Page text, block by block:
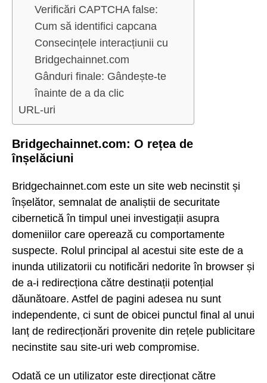
Verificări CAPTCHA false:
Cum să identifici capcana
Consecințele interacțiunii cu
Bridgechainnet.com
Gânduri finale: Gândește-te
înainte de a da clic
URL-uri
Bridgechainnet.com: O rețea de
înșelăciuni
Bridgechainnet.com este un site web necinstit și
înșelător, semnalat de analiștii de securitate
cibernetică în timpul unei investigații asupra
domeniilor care operează cu comportamente
suspecte. Rolul principal al acestui site este de a
inunda utilizatorii cu notificări nedorite în browser și
de a-i redirecționa către destinații potențial
dăunătoare. Astfel de pagini adesea nu sunt
independente, ci sunt de obicei punctul final al unui
lanț de redirecționări provenite din rețele publicitare
necinstite sau site-uri web compromise.
Odată ce un utilizator este direcționat către